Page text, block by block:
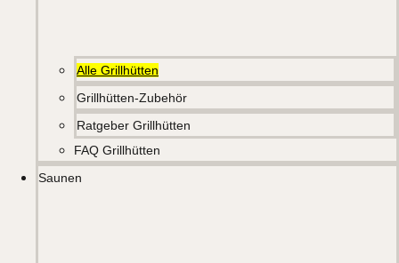
Alle Grillhütten
Grillhütten-Zubehör
Ratgeber Grillhütten
FAQ Grillhütten
Saunen